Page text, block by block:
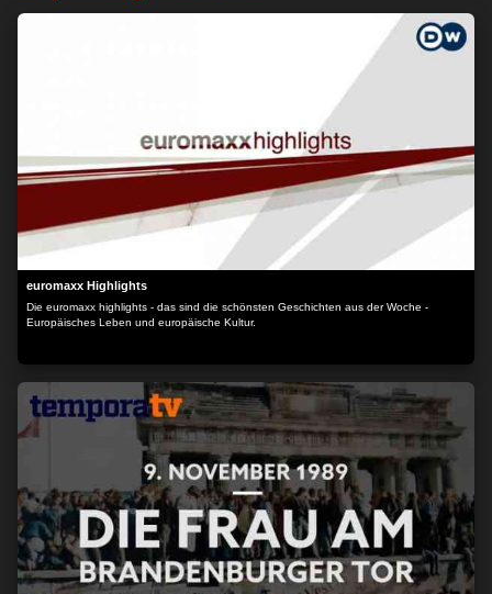
euromaxx Highlights
Die euromaxx highlights - das sind die schönsten Geschichten aus der Woche -
Europäisches Leben und europäische Kultur.